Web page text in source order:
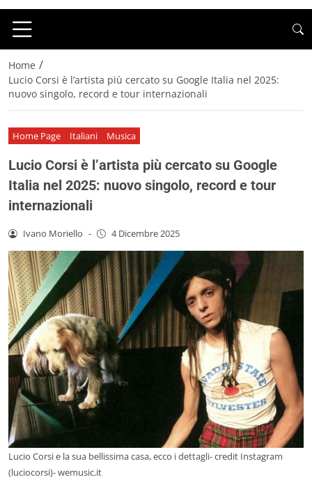
Home /
Lucio Corsi è l’artista più cercato su Google Italia nel 2025:
nuovo singolo, record e tour internazionali
Home Page Italiani Musica
Lucio Corsi è l’artista più cercato su Google
Italia nel 2025: nuovo singolo, record e tour
internazionali
Ivano Moriello - 4 Dicembre 2025
Lucio Corsi e la sua bellissima casa, ecco i dettagli- credit Instagram
(luciocorsi)- wemusic.it